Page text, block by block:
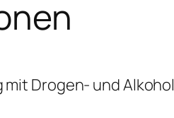
Drogen- und